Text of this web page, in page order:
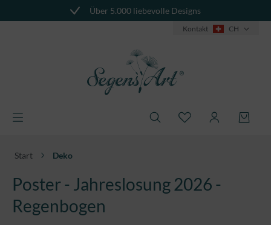
Über 5.000 liebevolle Designs
Kontakt CH
Start Deko
Poster - Jahreslosung 2026 -
Regenbogen